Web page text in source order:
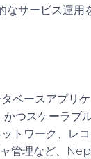
なサービス運用
ベースアプリ
かつスケーラブ
トワーク、レ
管理など、